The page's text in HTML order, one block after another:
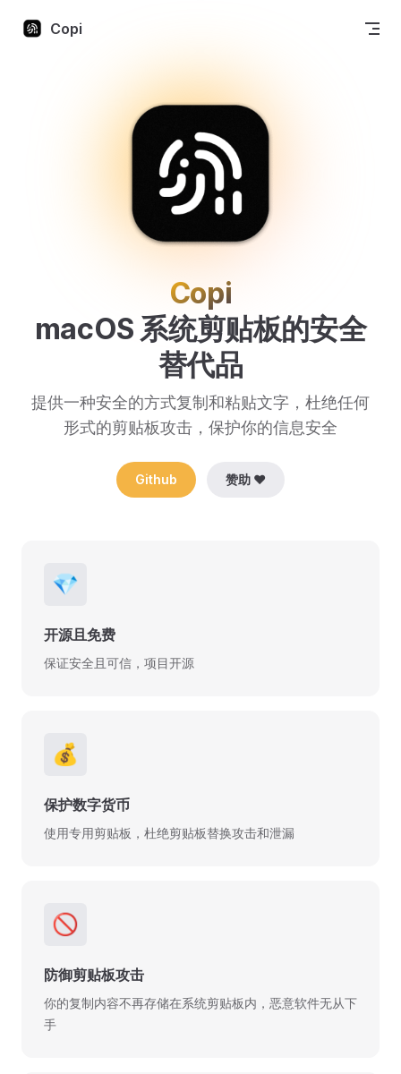
Skip to content
Copi
Copi
macOS 系统剪贴板的安全
替代品
提供一种安全的方式复制和粘贴文字，杜绝任何
形式的剪贴板攻击，保护你的信息安全
Github 赞助 ❤️
💎
开源且免费
保证安全且可信，项目开源
💰
保护数字货币
使用专用剪贴板，杜绝剪贴板替换攻击和泄漏
🚫
防御剪贴板攻击
你的复制内容不再存储在系统剪贴板内，恶意软件无从下
手